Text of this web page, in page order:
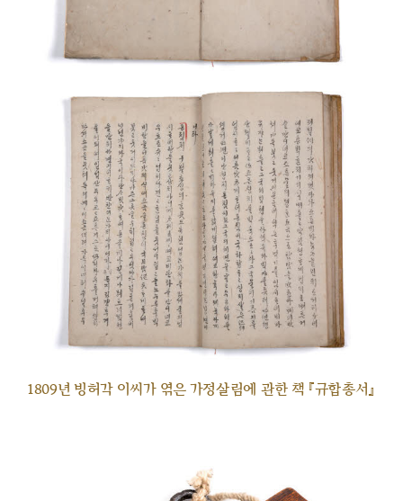
1809년 빙허각 이씨가 엮은 가정살림에 관한 책 『규합총서』